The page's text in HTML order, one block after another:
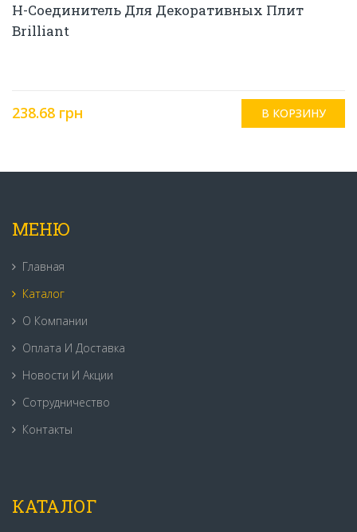
H-Соединитель Для Декоративных Плит
Brilliant
238.68 грн
МЕНЮ
Главная
Каталог
О Компании
Оплата И Доставка
Новости И Акции
Сотрудничество
Контакты
КАТАЛОГ